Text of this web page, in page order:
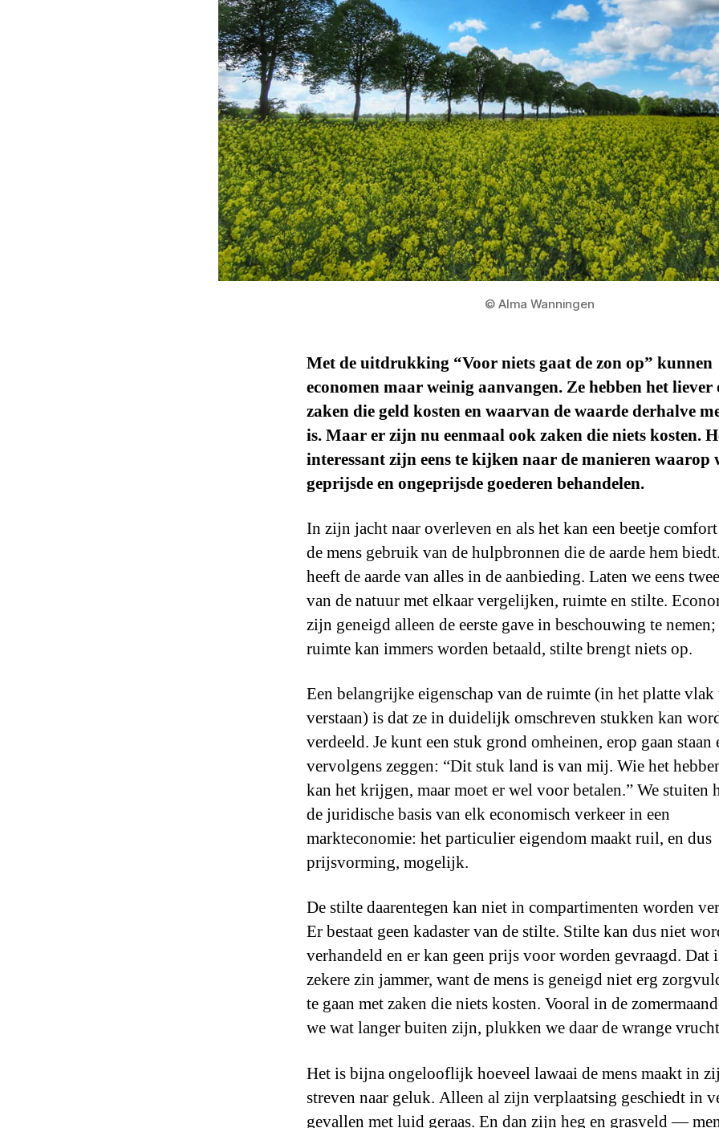
© Alma Wanningen
Met de uitdrukking “Voor niets gaat de zon op” kunnen
economen maar weinig aanvangen. Ze hebben het liever
zaken die geld kosten en waarvan de waarde derhalve
is. Maar er zijn nu eenmaal ook zaken die niets kosten.
interessant zijn eens te kijken naar de manieren waarop
geprijsde en ongeprijsde goederen behandelen.
In zijn jacht naar overleven en als het kan een beetje
de mens gebruik van de hulpbronnen die de aarde hem
heeft de aarde van alles in de aanbieding. Laten we eens
van de natuur met elkaar vergelijken, ruimte en stilte.
zijn geneigd alleen de eerste gave in beschouwing te
ruimte kan immers worden betaald, stilte brengt niets op.
Een belangrijke eigenschap van de ruimte (in het platte vlak
verstaan) is dat ze in duidelijk omschreven stukken kan
verdeeld. Je kunt een stuk grond omheinen, erop gaan staan
vervolgens zeggen: “Dit stuk land is van mij. Wie het
kan het krijgen, maar moet er wel voor betalen.” We stuiten
de juridische basis van elk economisch verkeer in een
markteconomie: het particulier eigendom maakt ruil, en dus
prijsvorming, mogelijk.
De stilte daarentegen kan niet in compartimenten worden
Er bestaat geen kadaster van de stilte. Stilte kan dus niet
verhandeld en er kan geen prijs voor worden gevraagd. Dat
zekere zin jammer, want de mens is geneigd niet erg
te gaan met zaken die niets kosten. Vooral in de
we wat langer buiten zijn, plukken we daar de wrange
Het is bijna ongelooflijk hoeveel lawaai de mens maakt in
streven naar geluk. Alleen al zijn verplaatsing geschiedt in
gevallen met luid geraas. En dan zijn heg en grasveld —